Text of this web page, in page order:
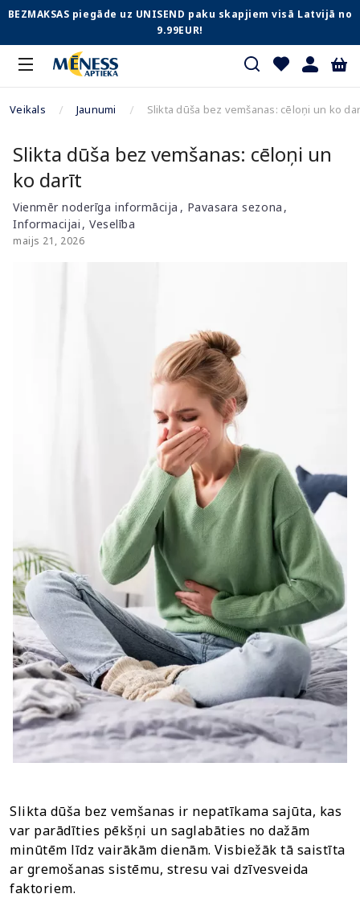
BEZMAKSAS piegāde uz UNISEND paku skapjiem visā Latvijā no
9.99EUR!
Veikals Jaunumi Slikta dūša bez vemšanas: cēloņi un ko
Slikta dūša bez vemšanas: cēloņi un
ko darīt
Vienmēr noderīga informācija Pavasara sezona
Informacijai Veselība
maijs 21, 2026
Slikta dūša bez vemšanas ir nepatīkama sajūta, kas
var parādīties pēkšņi un saglabāties no dažām
minūtēm līdz vairākām dienām. Visbiežāk tā saistīta
ar gremošanas sistēmu, stresu vai dzīvesveida
faktoriem.